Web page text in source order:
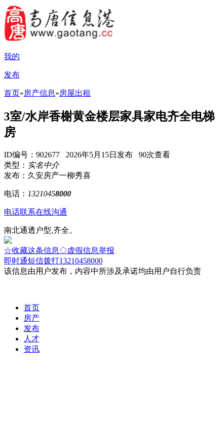
我的
发布
首页»房产信息»房屋出租
3室/水岸香榭黄金楼层家具家电齐全电梯
房
ID编号：902677 2026年5月15日发布 90次查看
类型： 实名中介
发布：久安房产一柳秀喜
电话： 13210458000
电话联系在线沟通
南北通透户型,齐全。
☆收藏这条信息◇虚假信息举报
即时通短信拨打13210458000
该信息由用户发布，内容中所涉及承诺均由用户自行负责
首页
房产
发布
人才
资讯